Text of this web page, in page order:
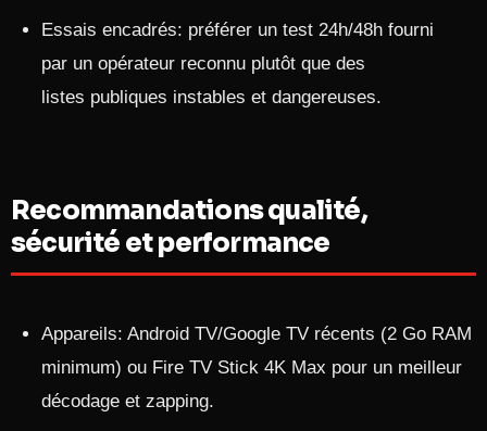
Essais encadrés: préférer un test 24h/48h fourni
par un opérateur reconnu plutôt que des
listes publiques instables et dangereuses.
Recommandations qualité,
sécurité et performance
Appareils: Android TV/Google TV récents (2 Go RAM
minimum) ou Fire TV Stick 4K Max pour un meilleur
décodage et zapping.